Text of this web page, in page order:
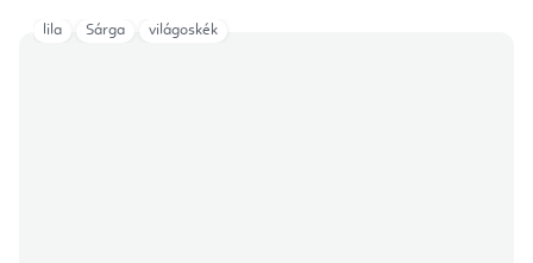
lila Sárga világoskék